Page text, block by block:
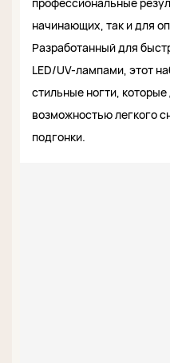
начинающих, так и для
Разработанный для
LED/UV-лампами, этот
стильные ногти,
возможностью легкого
подгонки.